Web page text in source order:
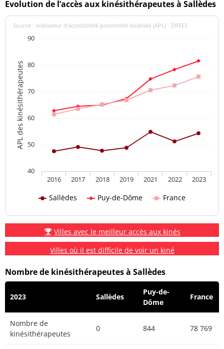
Evolution de l’accès aux kinésithérapeutes à Sallèdes
APL des kinésithérapeutes
Source : indicateur d’accessibilité potentielle localisée (APL) - DREES
Sallèdes Puy-de-Dôme France
2016 2017 2018 2019 2021 2022 2023
40
50
60
70
80
90
Villes avec le meilleur accès aux kinés
Villes où il est difficile de voir un kiné
Nombre de kinésithérapeutes à Sallèdes
2023 Sallèdes
Puy-de-
Dôme
France
Nombre de
kinésithérapeutes
0 844 78 769